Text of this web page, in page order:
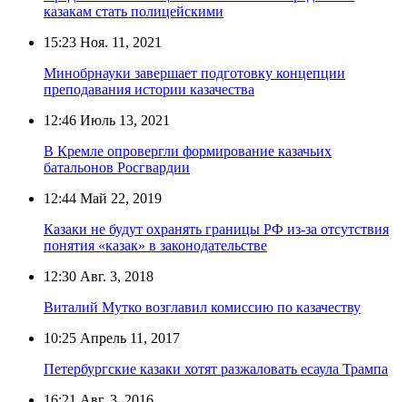
казакам стать полицейскими
15:23 Ноя. 11, 2021
Минобрнауки завершает подготовку концепции
преподавания истории казачества
12:46 Июль 13, 2021
В Кремле опровергли формирование казачьих
батальонов Росгвардии
12:44 Май 22, 2019
Казаки не будут охранять границы РФ из-за отсутствия
понятия «казак» в законодательстве
12:30 Авг. 3, 2018
Виталий Мутко возглавил комиссию по казачеству
10:25 Апрель 11, 2017
Петербургские казаки хотят разжаловать есаула Трампа